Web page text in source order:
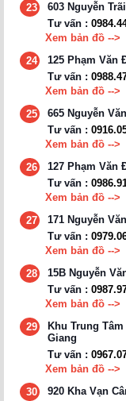
23
603 Nguyễn
Tư vấn :
Xem bản đồ -->
24
125 Phạm Văn
Tư vấn :
Xem bản đồ -->
25
665 Nguyễn
Tư vấn :
Xem bản đồ -->
26
127 Phạm Văn
Tư vấn :
Xem bản đồ -->
27
171 Nguyễn
Tư vấn :
Xem bản đồ -->
28
15B Nguyễn
Tư vấn :
Xem bản đồ -->
29
Khu Trung
Giang
Tư vấn :
Xem bản đồ -->
30
920 Kha Vạn